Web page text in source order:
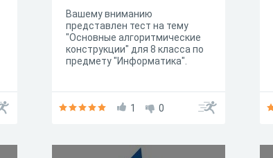
Вашему вниманию
представлен тест на тему
"Основные алгоритмические
конструкции" для 8 класса по
предмету "Информатика".
1 0